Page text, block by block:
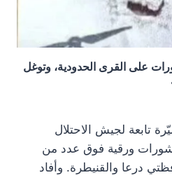
على القرى الحدودية، وتوغل
مسيّرة تابعة لجيش الاحتلال
منشورات ورقية فوق عدد من
درعا والقنيطرة. وأفاد